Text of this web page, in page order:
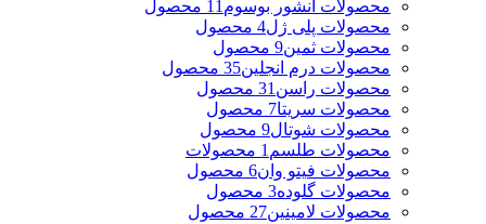
محصولات انشور بوسوم 11 محصول
محصولات پلی ژل4 محصول
محصولات ثمین9 محصول
محصولات درم انجلین35 محصول
محصولات راسن 31 محصول
محصولات سریتا7 محصول
محصولات شوتال9 محصول
محصولات طلسم 1 محصولات
محصولات فیتو وان6 محصول
محصولات گلوده3 محصول
محصولات لامینین27 محصول